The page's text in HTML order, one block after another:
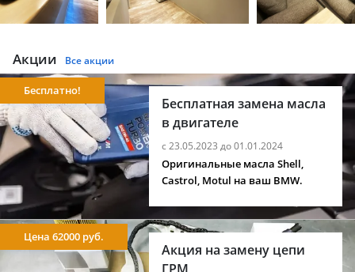
Акции Все акции
Бесплатная замена масла
в двигателе
с 23.05.2023 до 01.01.2024
Бесплатно!
Оригинальные масла Shell,
Castrol, Motul на ваш BMW.
Акция на замену цепи
Цена 62000 руб.